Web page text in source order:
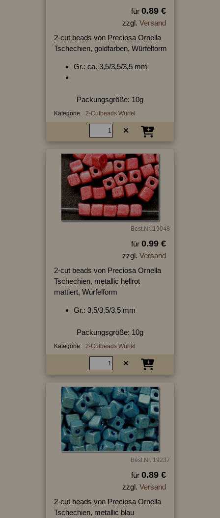
für 0.89 €
zzgl. Versand
2-cut beads von Preciosa Ornella
Tschechien, goldfarben, Würfelform
Gr.: ca. 3,5/3,5/3,5 mm
Packungsgröße: 10g
Kategorie: 2-Cutbeads Würfel
Best.Nr.:19048
für 0.99 €
zzgl. Versand
2-cut beads von Preciosa Ornella
Tschechien, metallic hellrot
mattiert, Würfelform
Gr.: 3,5/3,5/3,5 mm
Packungsgröße: 10g
Kategorie: 2-Cutbeads Würfel
Best.Nr.:19237
für 0.89 €
zzgl. Versand
2-cut beads von Preciosa Ornella
Tschechien, metallic blau